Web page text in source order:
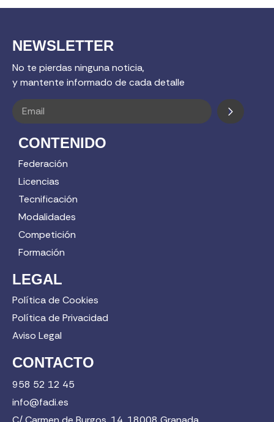
NEWSLETTER
No te pierdas ninguna noticia,
y mantente informado de cada detalle
CONTENIDO
Federación
Licencias
Tecnificación
Modalidades
Competición
Formación
LEGAL
Política de Cookies
Política de Privacidad
Aviso Legal
CONTACTO
958 52 12 45
info@fadi.es